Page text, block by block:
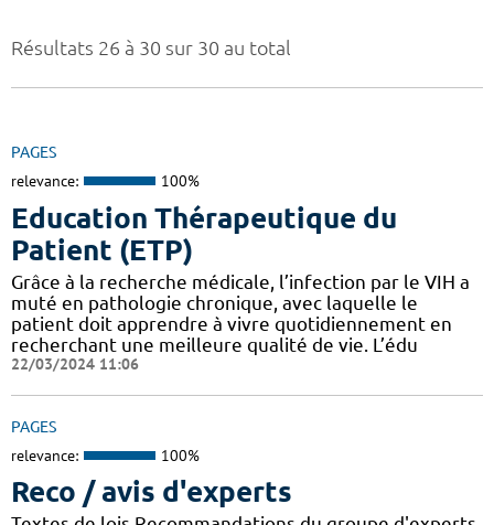
Résultats 26 à 30 sur 30 au total
PAGES
relevance: 100%
Education Thérapeutique du
Patient (ETP)
Grâce à la recherche médicale, l’infection par le VIH a
muté en pathologie chronique, avec laquelle le
patient doit apprendre à vivre quotidiennement en
recherchant une meilleure qualité de vie. L’édu
22/03/2024 11:06
PAGES
relevance: 100%
Reco / avis d'experts